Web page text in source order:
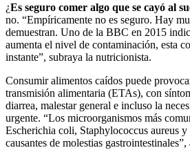
¿Es seguro comer algo que se cayó al
no. “Empíricamente no es seguro. Hay
demuestran. Uno de la BBC en 2015
aumenta el nivel de contaminación, esta
instante”, subraya la nutricionista.
Consumir alimentos caídos puede
transmisión alimentaria (ETAs), con
diarrea, malestar general e incluso la
urgente. “Los microorganismos más
Escherichia coli, Staphylococcus aureus
causantes de molestias